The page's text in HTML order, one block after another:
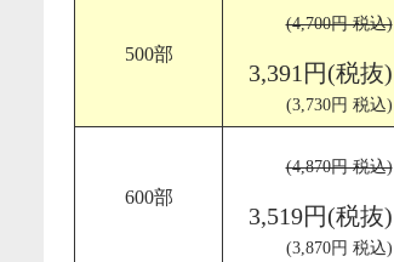
500部
(4,700円 税込)
3,391円(税抜)
(3,730円 税込)
600部
(4,870円 税込)
3,519円(税抜)
(3,870円 税込)